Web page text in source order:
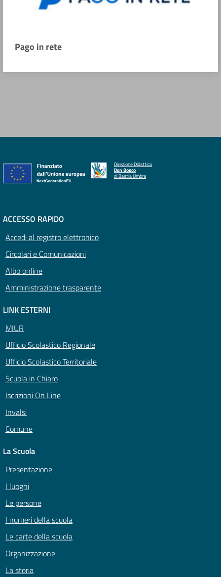
Pago in rete
Direzione Didattica
Don Bosco
di Bastia Umbra
ACCESSO RAPIDO
Accedi al registro elettronico
Circolari e Comunicazioni
Albo online
Amministrazione trasparente
LINK ESTERNI
MIUR
Ufficio Scolastico Regionale
Ufficio Scolastico Territoriale
Scuola in Chiaro
Iscrizioni On Line
Invalsi
Comune
La Scuola
Presentazione
I luoghi
Le persone
I numeri della scuola
Le carte della scuola
Organizzazione
La storia